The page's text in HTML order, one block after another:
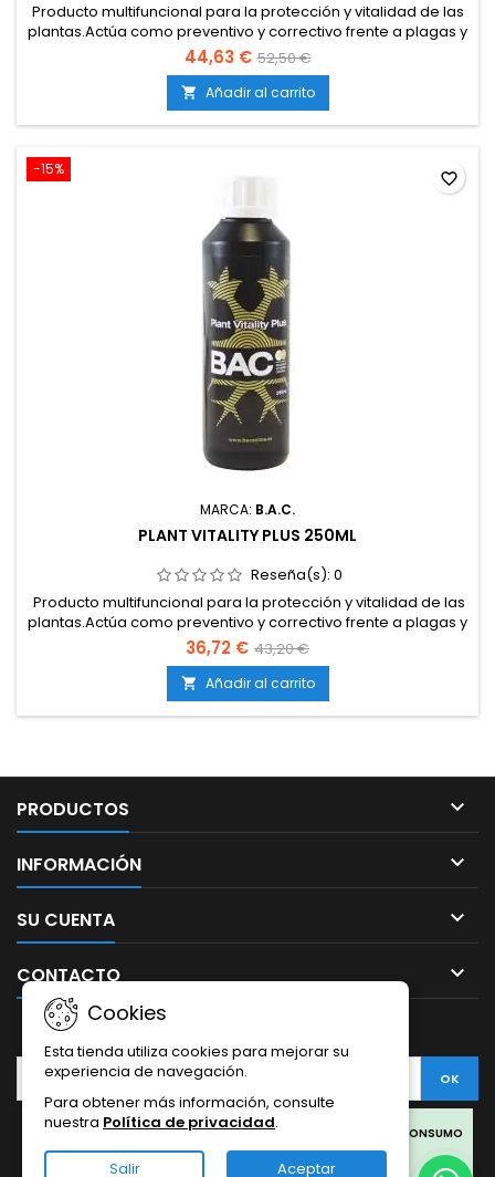
Producto multifuncional para la protección y vitalidad de las
plantas.Actúa como preventivo y correctivo frente a plagas y
hongos.Refuerza las defensas naturales de la
planta.Estimula el metabolismo y mejora la resistencia
foliar.Producto líquido, fácil de aplicar por vía
foliar.Adecuado para todo tipo de cultivos: tierra, coco e...
44,63 € 52,50 €
 Añadir al carrito
-15%
MARCA: B.A.C.
PLANT VITALITY PLUS 250ML
Reseña(s): 0
Producto multifuncional para la protección y vitalidad de las
plantas.Actúa como preventivo y correctivo frente a plagas y
hongos.Refuerza las defensas naturales de la
planta.Estimula el metabolismo y mejora la resistencia
foliar.Producto líquido, fácil de aplicar por vía
foliar.Adecuado para todo tipo de cultivos: tierra, coco e...
36,72 € 43,20 €
 Añadir al carrito
favorite_border
PRODUCTOS 
INFORMACIÓN 
SU CUENTA 
CONTACTO 
Cookies
Esta tienda utiliza cookies para mejorar su
experiencia de navegación.
Para obtener más información, consulte
nuestra Política de privacidad.
Salir Aceptar
Facebook
Twitter
Rss LinkedIn
LOS PRODUCTOS SON SOLO PARA COLECCIONISMO Y NO PARA CONSUMO